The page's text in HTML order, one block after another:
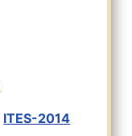
ITES-2014